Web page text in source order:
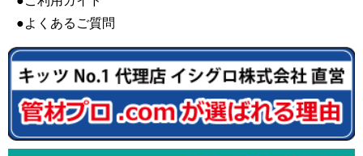
●よくあるご質問